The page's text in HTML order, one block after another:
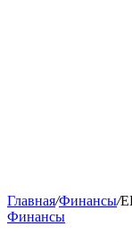
Главная/Финансы/
Финансы